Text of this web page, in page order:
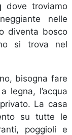
dove troviamo
nelle
diventa bosco
si trova nel
bisogna fare
legna, l’acqua
La casa
su tutte le
poggioli e